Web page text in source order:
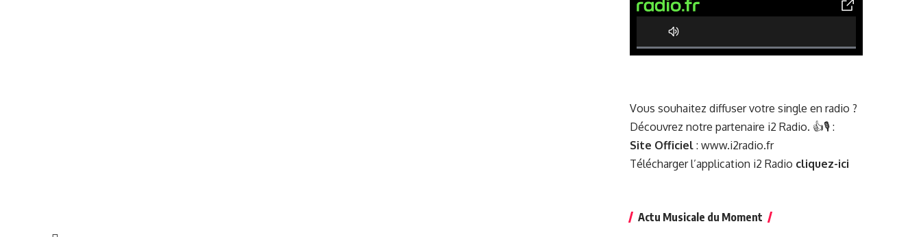
0% Complete
Vous souhaitez diffuser votre single en radio ?
Découvrez notre partenaire i2 Radio. 👍🎙️ :
Site Officiel: www.i2radio.fr
Télécharger l’application i2 Radio cliquez-ici
Actu Musicale du Moment